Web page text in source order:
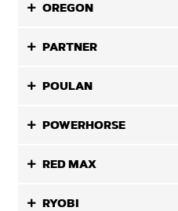
OREGON
PARTNER
POULAN
POWERHORSE
RED MAX
RYOBI